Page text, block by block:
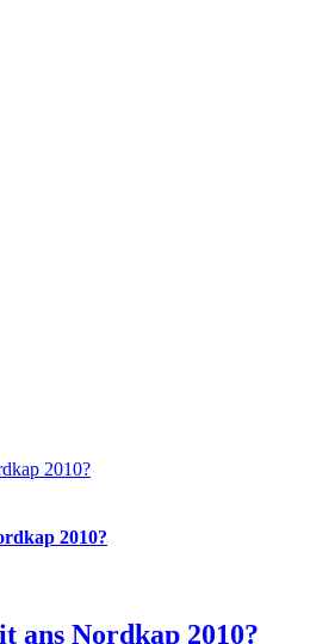
2010?
2010?
ans Nordkap 2010?